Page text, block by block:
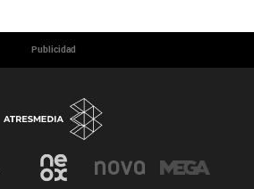
Programa Hazte Eco
Publicidad